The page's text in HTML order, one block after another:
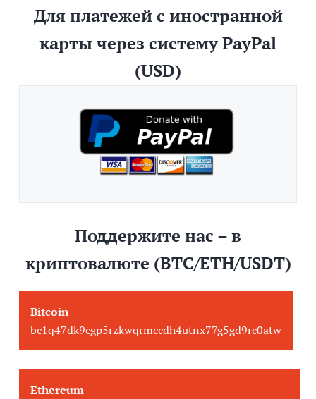
Для платежей с иностранной
карты через систему PayPal
(USD)
Поддержите нас – в
криптовалюте (BTC/ETH/USDT)
Bitcoin
bc1q47dk9cgp5rzkwqrmccdh4utnx77g5gd9rc0atw
Ethereum